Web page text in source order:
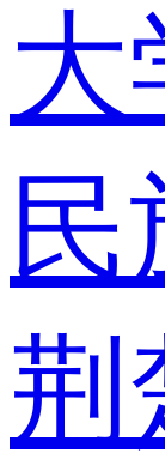
大
民
荆